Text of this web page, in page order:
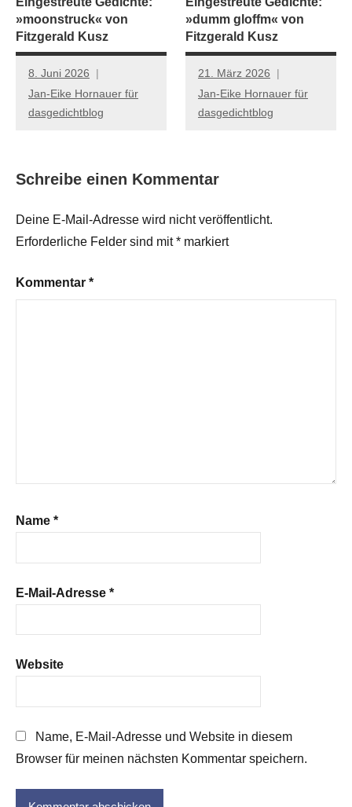
»moonstruck« von
Fitzgerald Kusz
8. Juni 2026
Jan-Eike Hornauer für
dasgedichtblog
»dumm gloffm« von
Fitzgerald Kusz
21. März 2026
Jan-Eike Hornauer für
dasgedichtblog
Schreibe einen Kommentar
Deine E-Mail-Adresse wird nicht veröffentlicht.
Erforderliche Felder sind mit* markiert
Kommentar *
Name *
E-Mail-Adresse *
Website
Name, E-Mail-Adresse und Website in diesem
Browser für meinen nächsten Kommentar speichern.